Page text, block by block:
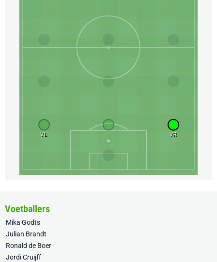
VL VR
Voetballers
Mika Godts
Julian Brandt
Ronald de Boer
Jordi Cruijff